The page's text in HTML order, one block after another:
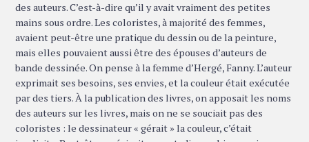
des auteurs. C’est-à-dire qu’il y avait vraiment des petites
mains sous ordre. Les coloristes, à majorité des femmes,
avaient peut-être une pratique du dessin ou de la peinture,
mais elles pouvaient aussi être des épouses d’auteurs de
bande dessinée. On pense à la femme d’Hergé, Fanny. L’auteur
exprimait ses besoins, ses envies, et la couleur était exécutée
par des tiers. À la publication des livres, on apposait les noms
des auteurs sur les livres, mais on ne se souciait pas des
coloristes : le dessinateur « gérait » la couleur, c’était